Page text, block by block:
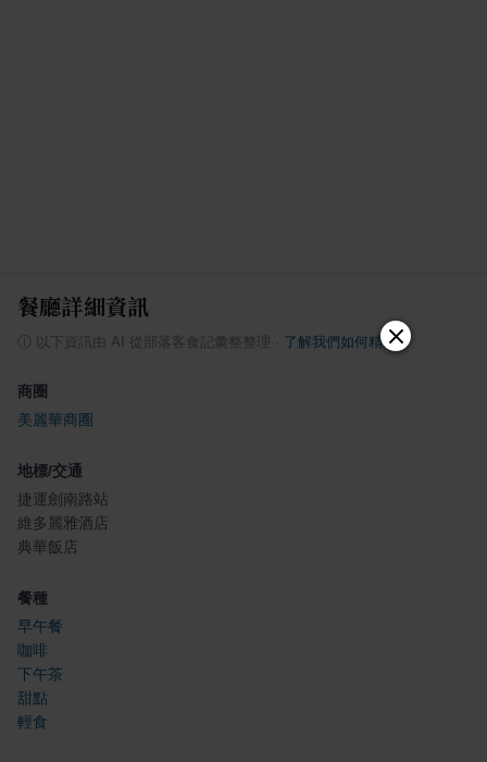
餐廳詳細資訊
ⓘ 以下資訊由 AI 從部落客食記彙整整理 了解我們如何精選
商圈
美麗華商圈
地標/交通
捷運劍南路站
維多麗雅酒店
典華飯店
餐種
早午餐
咖啡
下午茶
甜點
輕食